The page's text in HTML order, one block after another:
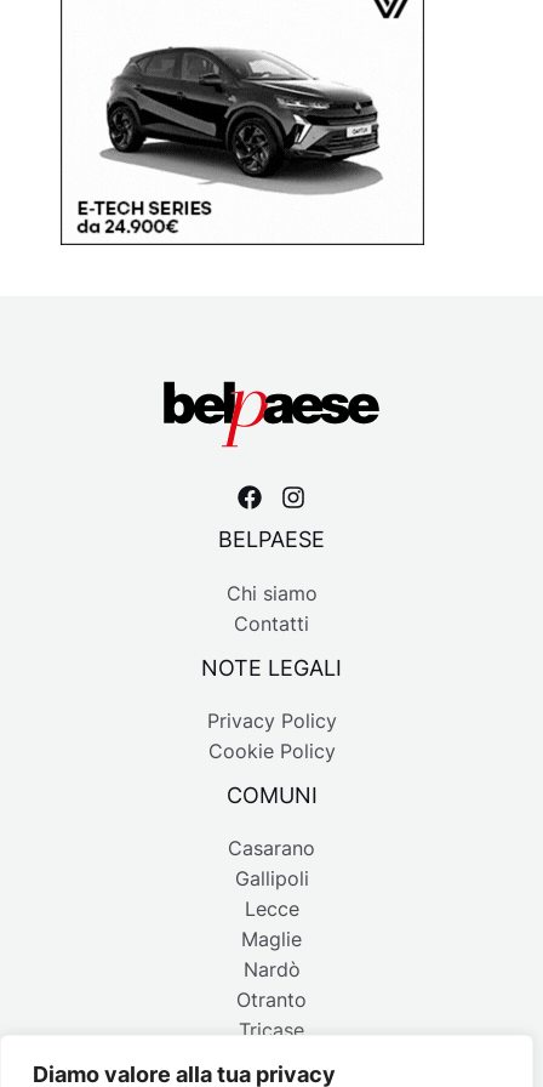
Diamo valore alla tua privacy
BELPAESE
Chi siamo
Contatti
NOTE LEGALI
Privacy Policy
Cookie Policy
COMUNI
Casarano
Gallipoli
Lecce
Maglie
Nardò
Otranto
Tricase